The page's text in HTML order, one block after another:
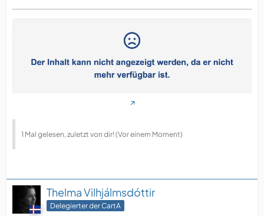
1 Mal gelesen, zuletzt von dir! (Vor einem Moment)
Thelma Vilhjálmsdóttir
Delegierter der CartA